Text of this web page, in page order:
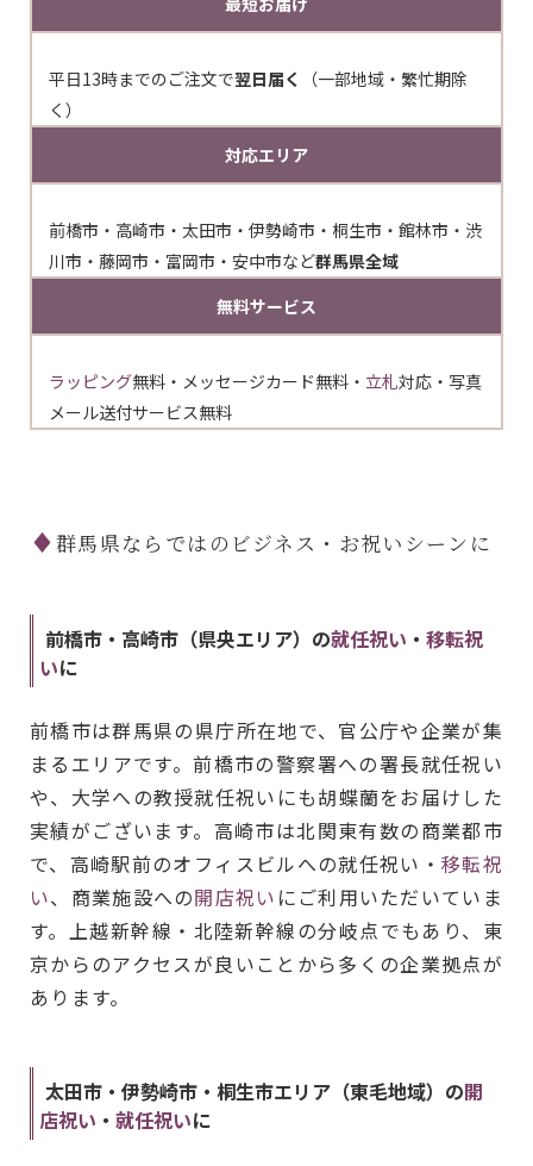
平日13時までのご注文で翌日届く
（一部地域・繁忙期除
く）
対応エリア
前橋市・高崎市・太田市・伊勢崎市・桐生市・館林市・渋
川市・藤岡市・富岡市・安中市など群馬県全域
無料サービス
ラッピング無料・メッセージカード無料・ 立札対応・写真
メール送付サービス無料
群馬県ならではのビジネス・お祝いシーンに
前橋市・高崎市（県央エリア）の就任祝い ・ 移転祝
いに
前橋市は群馬県の県庁所在地で、官公庁や企業が集
まるエリアです。前橋市の警察署への署長就任祝い
や、大学への教授就任祝いにも胡蝶蘭をお届けした
実績がございます。高崎市は北関東有数の商業都市
で、高崎駅前のオフィスビルへの就任祝い・移転祝
い、商業施設への開店祝い にご利用いただいていま
す。上越新幹線・北陸新幹線の分岐点でもあり、東
京からのアクセスが良いことから多くの企業拠点が
あります。
太田市・伊勢崎市・桐生市エリア（東毛地域）の開
店祝い ・ 就任祝いに